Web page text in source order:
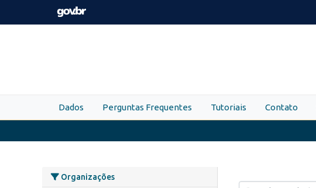
Skip to main content
Dados Perguntas Frequentes Tutoriais Contato
Organizações